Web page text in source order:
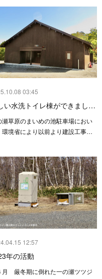
03:45
い水洗トイレ棟ができまし…
瀬草原のまいめの池駐車場におい
環境省により以前より建設工事…
12:57
年の活動
厳冬期に倒れた一の瀬ツツジ